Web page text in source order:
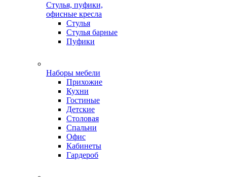
Стулья, пуфики,
офисные кресла
Стулья
Стулья барные
Пуфики
Наборы мебели
Прихожие
Кухни
Гостиные
Детские
Столовая
Спальни
Офис
Кабинеты
Гардероб